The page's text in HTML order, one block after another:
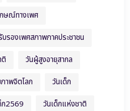
ษณ์ทางเพศ
บรองเพศสภาพภาคประชาชน
วันผู้สูงอายุสากล
าพจิตโลก
วันเด็ก
ก2569
วันเด็กแห่งชาติ